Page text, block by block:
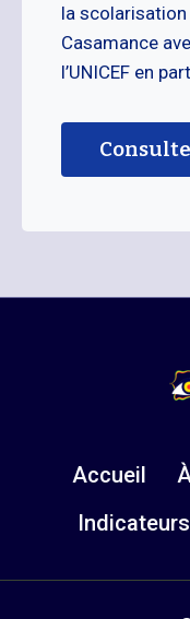
la
Casamance
l’UNICEF en
Accueil
Indicateurs